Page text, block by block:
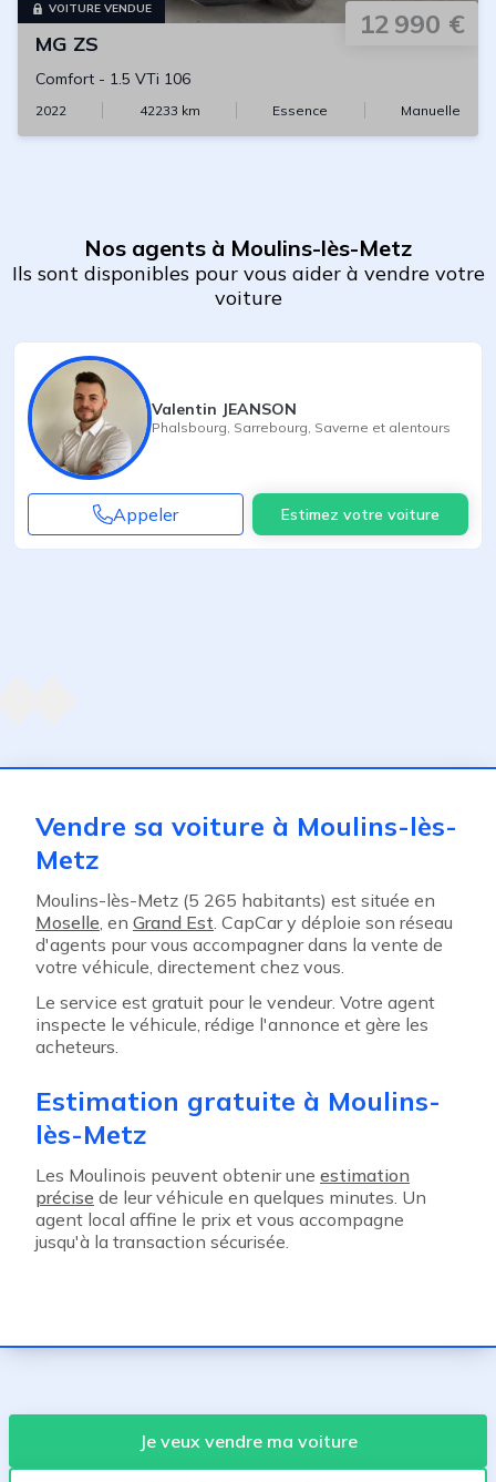
VOITURE VENDUE 12 990 €
MG ZS
Comfort - 1.5 VTi 106
2022 42233 km Essence Manuelle
Nos agents à Moulins-lès-Metz
Ils sont disponibles pour vous aider à vendre votre
voiture
Valentin JEANSON
Phalsbourg Sarrebourg Saverne et alentours
Appeler Estimez votre voiture
Vendre sa voiture à Moulins-lès-
Metz
Moulins-lès-Metz (5 265 habitants) est située en
Moselle, en Grand Est. CapCar y déploie son réseau
d'agents pour vous accompagner dans la vente de
votre véhicule, directement chez vous.
Le service est gratuit pour le vendeur. Votre agent
inspecte le véhicule, rédige l'annonce et gère les
acheteurs.
Estimation gratuite à Moulins-
lès-Metz
Les Moulinois peuvent obtenir une estimation
précise de leur véhicule en quelques minutes. Un
agent local affine le prix et vous accompagne
jusqu'à la transaction sécurisée.
Je veux vendre ma voiture